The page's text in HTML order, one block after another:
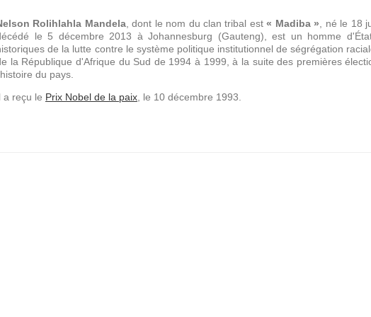
Rolihlahla Mandela, dont le nom du clan tribal est« Madiba » , né le 18
le 5 décembre 2013 à Johannesburg (Gauteng), est un homme
de la lutte contre le système politique institutionnel de ségrégation
la République d'Afrique du Sud de 1994 à 1999, à la suite des premières
du pays.
a reçu le Prix Nobel de la paix , le 10 décembre 1993.